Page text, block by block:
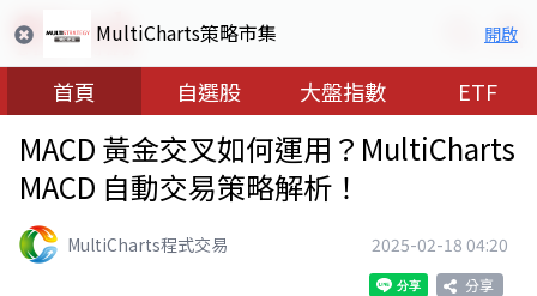
MultiCharts策略市集 開啟
首頁 自選股 大盤指數 ETF
MACD 黃金交叉如何運用？MultiCharts
MACD 自動交易策略解析！
MultiCharts程式交易 2025-02-18 04:20
分享